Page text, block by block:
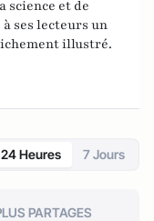
science et de
ses lecteurs un
illustré.
24 Heures 7 Jours
PARTAGES